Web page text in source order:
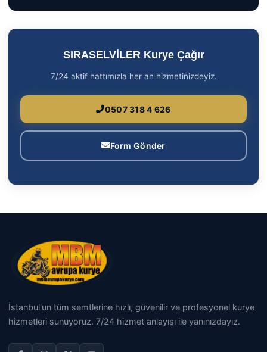
SIRASELVİLER Kurye Çağır
7/24 aktif hattımızla her an hizmetinizdeyiz.
0507 318 4 626
Form Gönder
İstanbul'un tüm semtlerine hızlı, güvenilir ve profesyonel kurye
hizmetleri sunuyoruz. 7/24 hizmet anlayışı ile yanınızdayız.